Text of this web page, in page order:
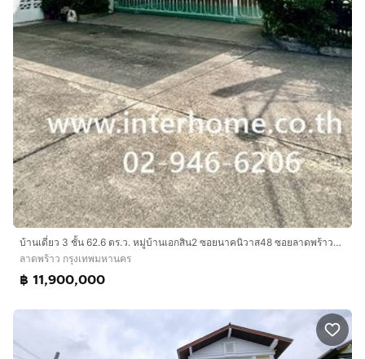
บ้านเดี่ยว 3 ชั้น 62.6 ตร.ว. หมู่บ้านเอกสิน2 ซอยนาคนิวาส48 ซอยลาดพร้าว71 ถนนลาดพร้าว ถนนประดิษฐ์มนูธรรม เขตลาดพร้าว กรุงเทพมหานคร
ลาดพร้าว กรุงเทพมหานคร
฿ 11,900,000